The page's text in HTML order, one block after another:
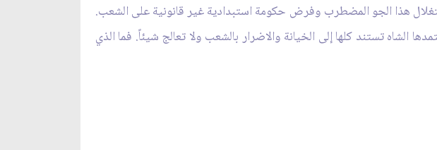
هذا الجو المضطرب وفرض حكومة استبدادية غير قانونية على الشعب.
الشاه تستند كلها إلى الخيانة والاضرار بالشعب ولا تعالج شيئاً. فما الذي